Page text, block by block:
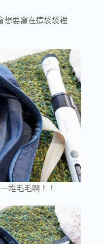
想要窩在這袋袋裡
堆毛毛啊！！